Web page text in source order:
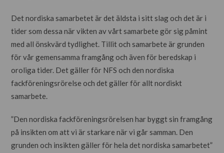
Det nordiska samarbetet är det äldsta i sitt slag och det är i
tider som dessa när vikten av vårt samarbete gör sig påmint
med all önskvärd tydlighet. Tillit och samarbete är grunden
för vår gemensamma framgång och även för beredskap i
oroliga tider. Det gäller för NFS och den nordiska
fackföreningsrörelse och det gäller för allt nordiskt
samarbete.
”Den nordiska fackföreningsrörelsen har byggt sin framgång
på insikten om att vi är starkare när vi går samman. Den
grunden och insikten gäller för hela det nordiska samarbetet”